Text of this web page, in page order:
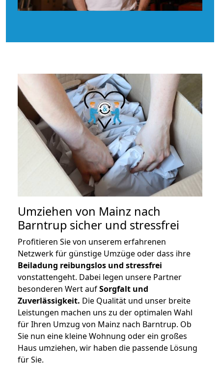
Umziehen von Mainz nach
Barntrup sicher und stressfrei
Profitieren Sie von unserem erfahrenen
Netzwerk für günstige Umzüge oder dass ihre
Beiladung reibungslos und stressfrei
vonstattengeht. Dabei legen unsere Partner
besonderen Wert aufSorgfalt und
Zuverlässigkeit. Die Qualität und unser breite
Leistungen machen uns zu der optimalen Wahl
für Ihren Umzug von Mainz nach Barntrup. Ob
Sie nun eine kleine Wohnung oder ein großes
Haus umziehen, wir haben die passende Lösung
für Sie.